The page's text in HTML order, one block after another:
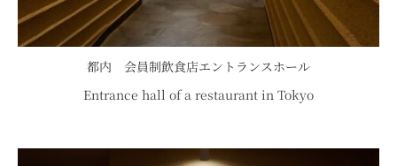
都内 会員制飲食店エントランスホール
Entrance hall of a restaurant in Tokyo